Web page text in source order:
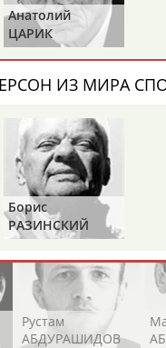
АБДУЛЖАЛИЛОВ
спортсмене,
Герои
Рустам
АБДУРАШИДОВ
Анатолий
ЦАРИК
ИЗ МИРА
Борис
РАЗИНСКИЙ